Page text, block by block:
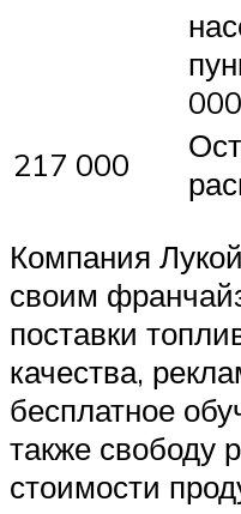
217 000
Компания
своим
поставки
качества,
бесплатное
также свободу
стоимости